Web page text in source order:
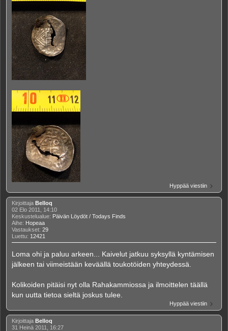
Hyppää viestiin
Kirjoittaja Belloq
02 Elo 2011, 14:10
Keskustelualue: Päivän Löydöt / Todays Finds
Aihe: Hopeaa
Vastaukset: 29
Luettu: 12421
Loma ohi ja paluu arkeen... Kaivelut jatkuu syksyllä kyntämisen
jälkeen tai viimeistään keväällä toukotöiden yhteydessä.
Kolikoiden pitäisi nyt olla Rahakammiossa ja ilmoittelen täällä
kun uutta tietoa sieltä joskus tulee.
Hyppää viestiin
Kirjoittaja Belloq
31 Heinä 2011, 16:27